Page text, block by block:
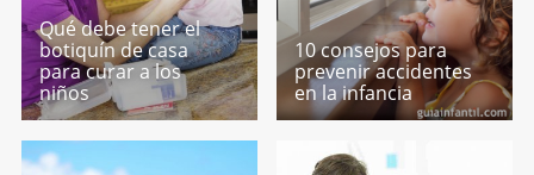
Qué debe tener el
botiquín de casa
para curar a los
niños
10 consejos para
prevenir accidentes
en la infancia